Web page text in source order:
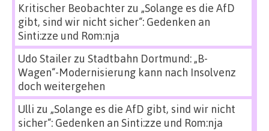
Kritischer Beobachterzu „Solange es die AfD
gibt, sind wir nicht sicher“: Gedenken an
Sinti:zze und Rom:nja
Udo Stailerzu Stadtbahn Dortmund: „B-
Wagen“-Modernisierung kann nach Insolvenz
doch weitergehen
Ulli zu „Solange es die AfD gibt, sind wir nicht
sicher“: Gedenken an Sinti:zze und Rom:nja